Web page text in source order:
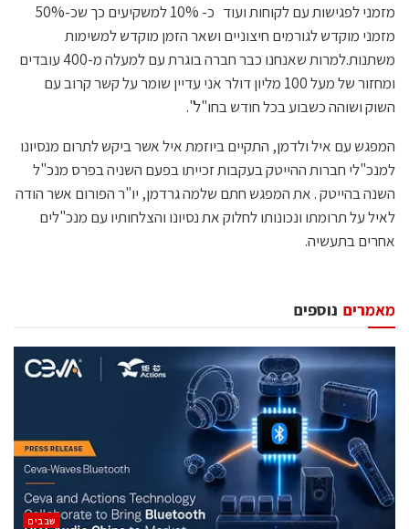
מזמני לפגישות עם לקוחות ועוד כ- 10% למשקיעים כך שכ-50%
מזמני מוקדש לגורמים חיצוניים ושאר הזמן מוקדש למשימות
משתנות.למרות שאנחנו כבר חברה בוגרת עם למעלה מ-400 עובדים
ומחזור של מעל 100 מליון דולר אני עדיין שומר על קשר קרוב עם
השוק ושוהה כשבוע בכל חודש בחו"ל".
המפגש עם איל ולדמן, התקיים ביוזמת איל אשר ביקש לתרום מנסיונו
למנכ"לי חברות ההייטק בעקבות זכייתו בפעם השניה בפרס מנכ"ל
השנה בהייטק . את המפגש חתם שלמה גרדמן, יו"ר הפורום אשר הודה
לאיל על תרומתו ונכונותו לחלוק את נסיונו והצלחותיו עם מנכ"לים
אחרים בתעשיה.
נוספים מאמרים
‫שבבים‬